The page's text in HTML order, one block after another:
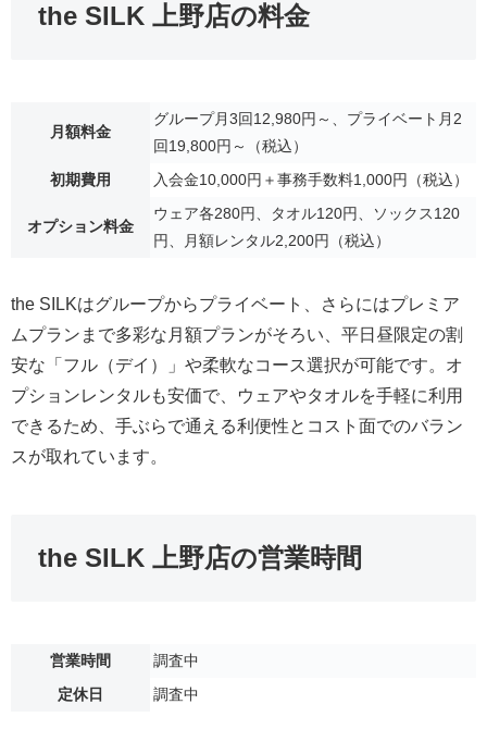
the SILK 上野店の料金
月額料金
グループ月3回12,980円～、プライベート月2
回19,800円～（税込）
初期費用
入会金10,000円＋事務手数料1,000円（税込）
オプション料金
ウェア各280円、タオル120円、ソックス120
円、月額レンタル2,200円（税込）
the SILKはグループからプライベート、さらにはプレミア
ムプランまで多彩な月額プランがそろい、平日昼限定の割
安な「フル（デイ）」や柔軟なコース選択が可能です。オ
プションレンタルも安価で、ウェアやタオルを手軽に利用
できるため、手ぶらで通える利便性とコスト面でのバラン
スが取れています。
the SILK 上野店の営業時間
営業時間
調査中
定休日
調査中